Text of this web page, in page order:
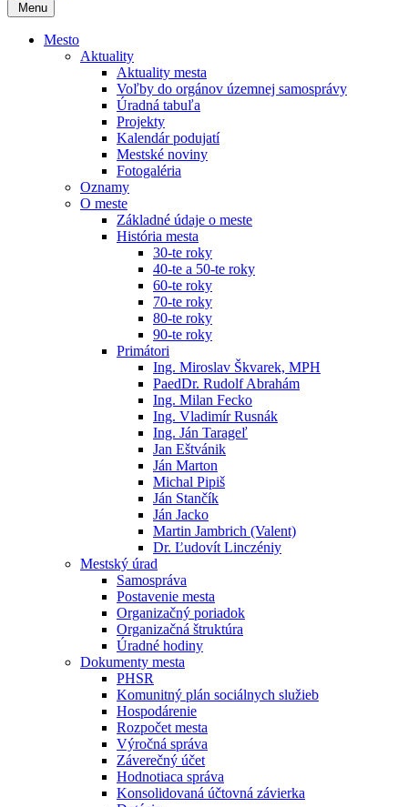
Menu
Mesto
Aktuality
Aktuality mesta
Voľby do orgánov územnej samosprávy
Úradná tabuľa
Projekty
Kalendár podujatí
Mestské noviny
Fotogaléria
Oznamy
O meste
Základné údaje o meste
História mesta
30-te roky
40-te a 50-te roky
60-te roky
70-te roky
80-te roky
90-te roky
Primátori
Ing. Miroslav Škvarek, MPH
PaedDr. Rudolf Abrahám
Ing. Milan Fecko
Ing. Vladimír Rusnák
Ing. Ján Tarageľ
Jan Eštvánik
Ján Marton
Michal Pipiš
Ján Stančík
Ján Jacko
Martin Jambrich (Valent)
Dr. Ľudovít Linczéniy
Mestský úrad
Samospráva
Postavenie mesta
Organizačný poriadok
Organizačná štruktúra
Úradné hodiny
Dokumenty mesta
PHSR
Komunitný plán sociálnych služieb
Hospodárenie
Rozpočet mesta
Výročná správa
Záverečný účet
Hodnotiaca správa
Konsolidovaná účtovná závierka